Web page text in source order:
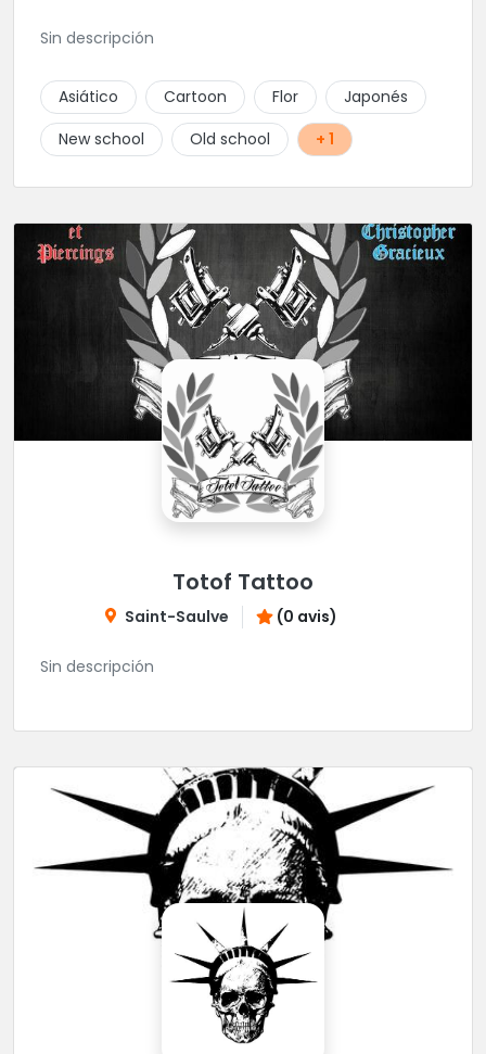
Sin descripción
Asiático Cartoon Flor
Japonés
New school
Old school + 1
Totof Tattoo
Saint-Saulve (0 avis)
Sin descripción